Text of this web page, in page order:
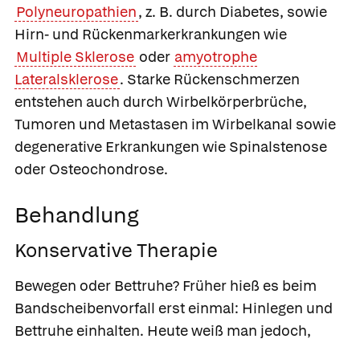
Polyneuropathien, z. B. durch Diabetes, sowie
Hirn- und Rückenmarkerkrankungen wie
Multiple Sklerose oder amyotrophe
Lateralsklerose. Starke Rückenschmerzen
entstehen auch durch Wirbelkörperbrüche,
Tumoren und Metastasen im Wirbelkanal sowie
degenerative Erkrankungen wie Spinalstenose
oder Osteochondrose.
Behandlung
Konservative Therapie
Bewegen oder Bettruhe? Früher hieß es beim
Bandscheibenvorfall erst einmal: Hinlegen und
Bettruhe einhalten. Heute weiß man jedoch,